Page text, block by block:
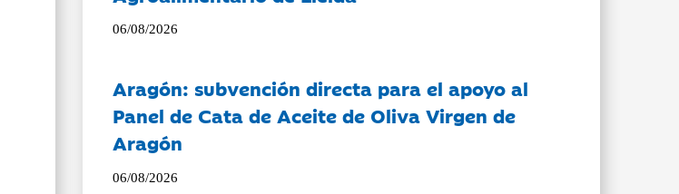
06/08/2026
Aragón: subvención directa para el apoyo al
Panel de Cata de Aceite de Oliva Virgen de
Aragón
06/08/2026